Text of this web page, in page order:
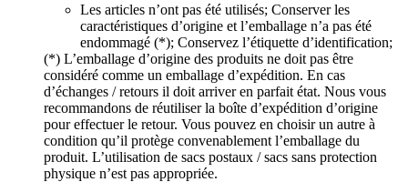
Les articles n’ont pas été utilisés; Conserver les
caractéristiques d’origine et l’emballage n’a pas été
endommagé (*); Conservez l’étiquette d’identification;
(*) L’emballage d’origine des produits ne doit pas être
considéré comme un emballage d’expédition. En cas
d’échanges / retours il doit arriver en parfait état. Nous vous
recommandons de réutiliser la boîte d’expédition d’origine
pour effectuer le retour. Vous pouvez en choisir un autre à
condition qu’il protège convenablement l’emballage du
produit. L’utilisation de sacs postaux / sacs sans protection
physique n’est pas appropriée.